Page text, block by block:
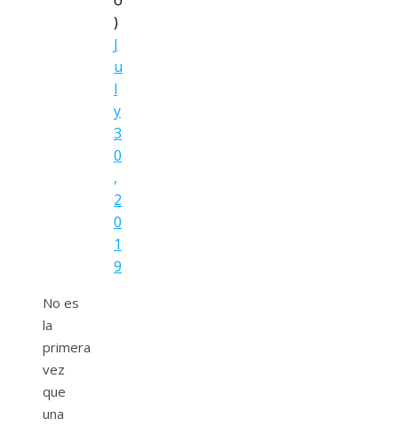
)
J
u
l
y
3
0
,
2
0
1
9
No es
la
primera
vez
que
una